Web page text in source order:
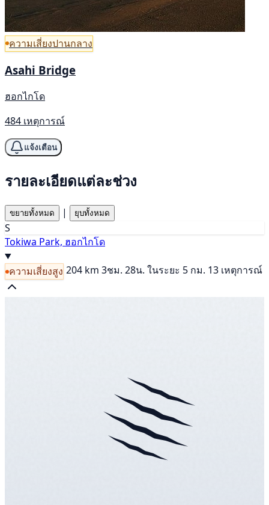
ความเสี่ยงปานกลาง
Asahi Bridge
ฮอกไกโด
484 เหตุการณ์
แจ้งเตือน
รายละเอียดแต่ละช่วง
ขยายทั้งหมด | ยุบทั้งหมด
S
Tokiwa Park, ฮอกไกโด
ความเสี่ยงสูง 204 km 3ชม. 28น. ในระยะ 5 กม. 13 เหตุการณ์